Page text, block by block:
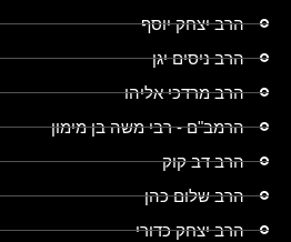
הרב יצחק יוסף
הרב ניסים יגן
הרב מרדכי אליהו
הרמב"ם - רבי משה בן מימון
הרב דב קוק
הרב שלום כהן
הרב יצחק כדורי